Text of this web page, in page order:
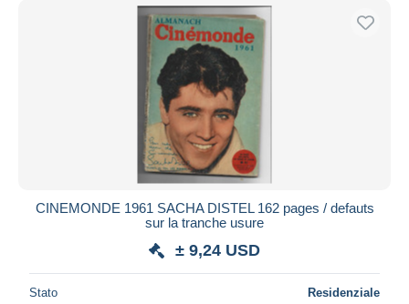
Aggiorna
CINEMONDE 1961 SACHA DISTEL 162 pages / defauts
sur la tranche usure
± 9,24 USD
Stato Residenziale